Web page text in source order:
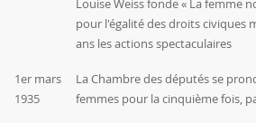
Louise Weiss fonde « La femme
pour l'égalité des droits civiques
ans les actions spectaculaires
1er mars
1935
La Chambre des députés se
femmes pour la cinquième fois,